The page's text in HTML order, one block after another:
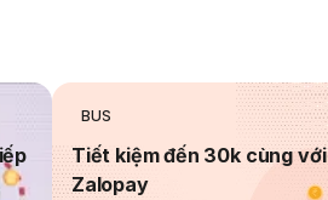
BUS
Tiết kiệm đến 30k cùng với
Zalopay